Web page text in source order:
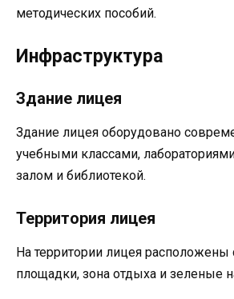
методических пособий.
Инфраструктура
Здание лицея
Здание лицея оборудовано
учебными классами,
залом и библиотекой.
Территория лицея
На территории лицея расположены
площадки, зона отдыха и зеленые